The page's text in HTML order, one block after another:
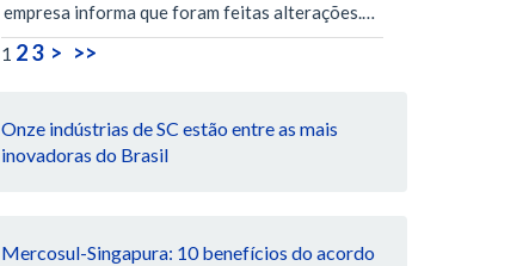
empresa informa que foram feitas alterações.…
1 23 > >>
Onze indústrias de SC estão entre as mais
inovadoras do Brasil
Mercosul-Singapura: 10 benefícios do acordo